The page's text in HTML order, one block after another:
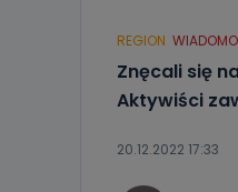
REGION
Znęcali się
Aktywiści
20.12.2022 17:33